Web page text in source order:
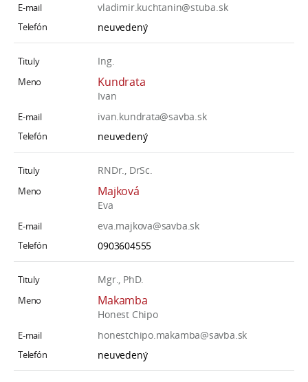
vladimir.kuchtanin@stuba.sk
neuvedený
Ing.
Kundrata
Ivan
ivan.kundrata@savba.sk
neuvedený
RNDr., DrSc.
Majková
Eva
eva.majkova@savba.sk
0903604555
Mgr., PhD.
Makamba
Honest Chipo
honestchipo.makamba@savba.sk
neuvedený